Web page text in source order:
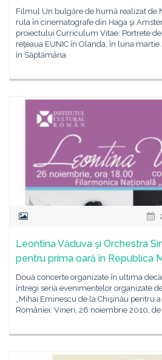
Filmul Un bulgăre de humă realizat de
rula în cinematografe din Haga şi
proiectului Curriculum Vitae: Portrete
reţeaua EUNIC în Olanda, în luna martie
în Săptămâna
Leontina Văduva şi Orchestra
pentru prima oară în Republica
Două concerte organizate în ultima
întregi seria evenimentelor organizate
„Mihai Eminescu de la Chişinău pentru
României. Vineri, 26 noiembrie 2010,